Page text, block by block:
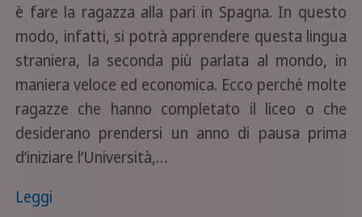
è fare la ragazza alla pari in Spagna. In questo
modo, infatti, si potrà apprendere questa lingua
straniera, la seconda più parlata al mondo, in
maniera veloce ed economica. Ecco perché molte
ragazze che hanno completato il liceo o che
desiderano prendersi un anno di pausa prima
d’iniziare l’Università,…
Leggi